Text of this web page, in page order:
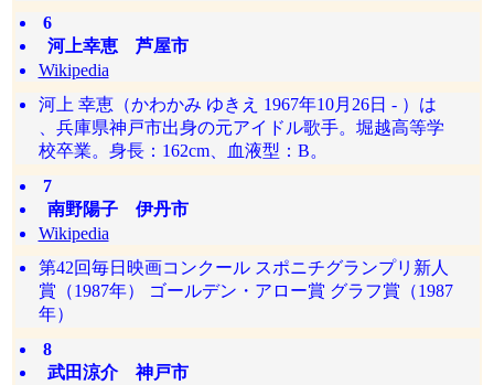
6
河上幸恵 芦屋市
Wikipedia
河上 幸恵（かわかみ ゆきえ 1967年10月26日 - ）は
、兵庫県神戸市出身の元アイドル歌手。堀越高等学
校卒業。身長：162cm、血液型：B。
7
南野陽子 伊丹市
Wikipedia
第42回毎日映画コンクール スポニチグランプリ新人
賞（1987年） ゴールデン・アロー賞 グラフ賞（1987
年）
8
武田涼介 神戸市